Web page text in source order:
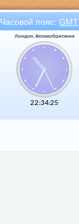
Часовой пояс: GMT
Лондон, Великобритания
22:34:26